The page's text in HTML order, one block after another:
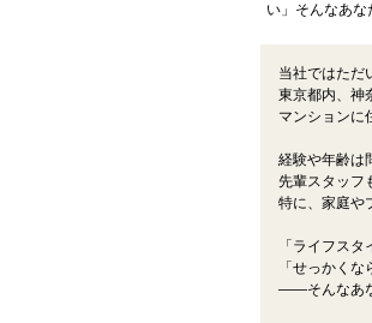
い」そんなあな
当社ではただ
東京都内、神
マンションに
経験や年齢は
先輩スタッフ
特に、家庭や
「ライフス
「せっかく
――そんなあ